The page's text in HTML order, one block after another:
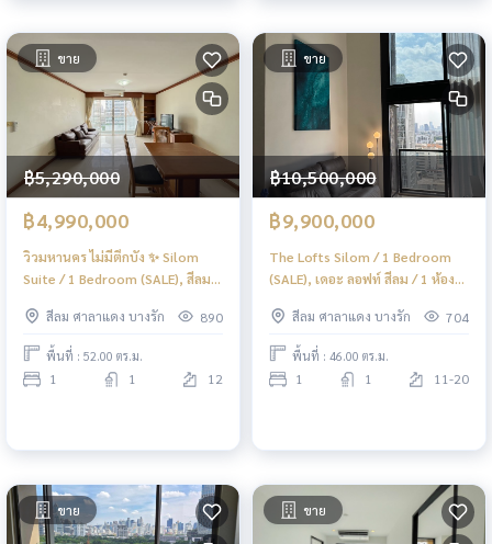
ขาย
฿5,290,000
฿4,990,000
วิวมหานคร ไม่มีตึกบัง ✨ Silom
Suite / 1 Bedroom (SALE), สีลม
CREAM2157
สีลม ศาลาแดง บางรัก 890
พื้นที่ : 52.00 ตร.ม.
1 1 12
ขาย
฿10,500,000
฿9,900,000
The Lofts Silom / 1 Bedroom
(SALE), เดอะ ลอฟท์ สีลม / 1 ห้อง
สีลม ศาลาแดง บางรัก
704
พื้นที่ : 46.00 ตร.ม.
1 1 11-20
ขาย ขาย